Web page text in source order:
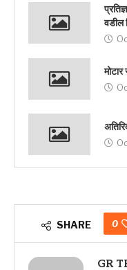
वडील
SHARE 0
GR